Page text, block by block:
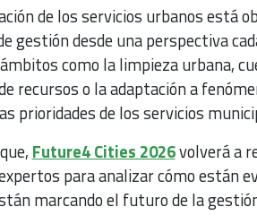
de los servicios urbanos está
gestión desde una perspectiva
como la limpieza urbana,
recursos o la adaptación a
prioridades de los servicios
Future4 Cities 2026volverá a
para analizar cómo están
marcando el futuro de la